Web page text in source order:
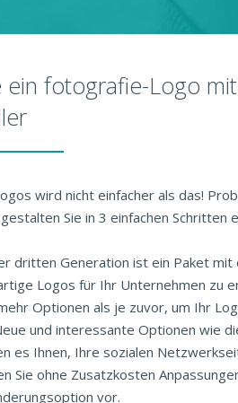
ein fotografie-Logo
wird nicht einfacher als das!
Sie in 3 einfachen Schritten
dritten Generation ist ein Paket mit
Logos für Ihr Unternehmen zu
Optionen als je zuvor, um Ihr
und interessante Optionen wie
es Ihnen, Ihre sozialen
Sie ohne Zusatzkosten
vor.